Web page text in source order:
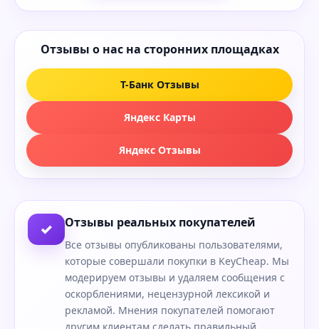
Отзывы о нас на сторонних площадках
Т-Банк Отзывы
Яндекс Карты
Яндекс Отзывы
✓ Отзывы реальных покупателей
Все отзывы опубликованы пользователями,
которые совершали покупки в KeyCheap. Мы
модерируем отзывы и удаляем сообщения с
оскорблениями, нецензурной лексикой и
рекламой. Мнения покупателей помогают
другим клиентам сделать правильный